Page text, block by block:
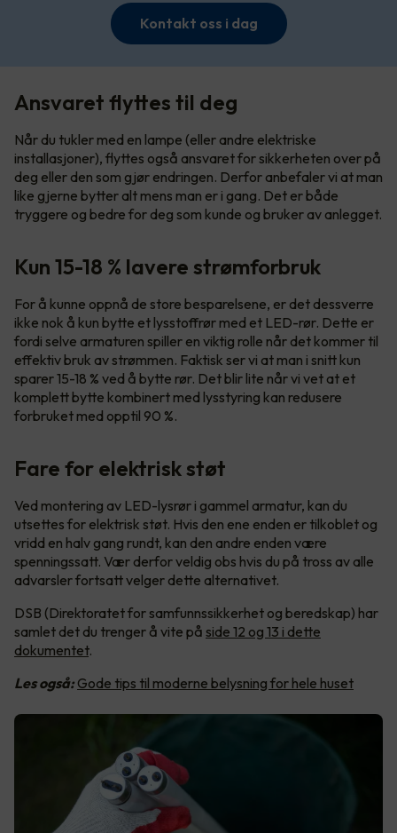
Kontakt oss i dag
Ansvaret flyttes til deg
Når du tukler med en lampe (eller andre elektriske
installasjoner), flyttes også ansvaret for sikkerheten over på
deg eller den som gjør endringen. Derfor anbefaler vi at man
like gjerne bytter alt mens man er i gang. Det er både
tryggere og bedre for deg som kunde og bruker av anlegget.
Kun 15-18 % lavere strømforbruk
For å kunne oppnå de store besparelsene, er det dessverre
ikke nok å kun bytte et lysstoffrør med et LED-rør. Dette er
fordi selve armaturen spiller en viktig rolle når det kommer til
effektiv bruk av strømmen. Faktisk ser vi at man i snitt kun
sparer 15-18 % ved å bytte rør. Det blir lite når vi vet at et
komplett bytte kombinert med lysstyring kan redusere
forbruket med opptil 90 %.
Fare for elektrisk støt
Ved montering av LED-lysrør i gammel armatur, kan du
utsettes for elektrisk støt. Hvis den ene enden er tilkoblet og
vridd en halv gang rundt, kan den andre enden være
spenningssatt. Vær derfor veldig obs hvis du på tross av alle
advarsler fortsatt velger dette alternativet.
DSB (Direktoratet for samfunnssikkerhet og beredskap) har
samlet det du trenger å vite på side 12 og 13 i dette
dokumentet.
Les også: Gode tips til moderne belysning for hele huset